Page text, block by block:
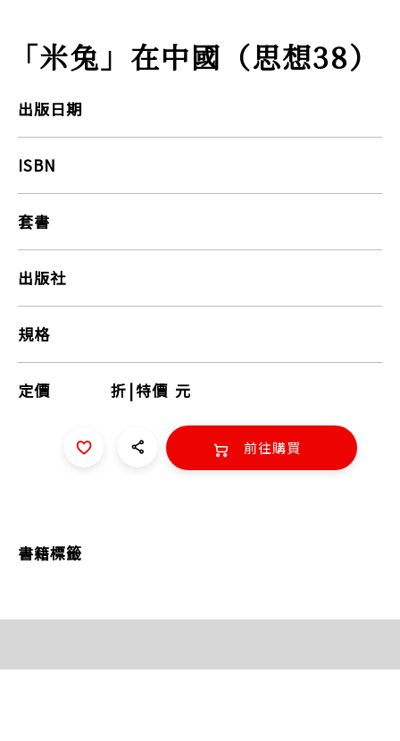
「米兔」在中國（思想38）
出版日期
ISBN
套書
出版社
規格
定價 折 |特價 元
前往購買
書籍標籤